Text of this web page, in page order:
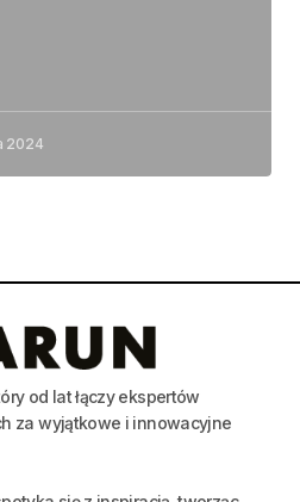
2024
od lat łączy ekspertów
za wyjątkowe i innowacyjne